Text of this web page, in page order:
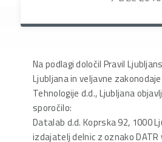
Na podlagi določil Pravil
Ljubljana in veljavne
Tehnologije d.d., Ljubljana
sporočilo:
Datalab d.d. Koprska 92, 1000
izdajatelj delnic z oznako DATR